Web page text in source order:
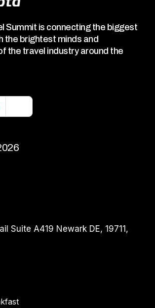
Summit is connecting the biggest
the brightest minds and
the travel industry around the
Suite A419 Newark DE, 19711,